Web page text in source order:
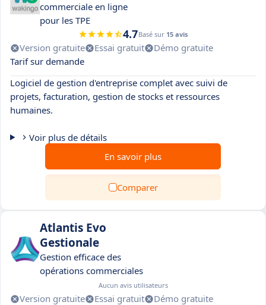
commerciale en ligne
pour les TPE
4.7Basé sur 15 avis
Version gratuite Essai gratuit
Démo gratuite
Tarif sur demande
Logiciel de gestion d'entreprise complet avec suivi de
projets, facturation, gestion de stocks et ressources
humaines.
Voir plus de détails
En savoir plus
Comparer
Atlantis Evo
Gestionale
Gestion efficace des
opérations commerciales
Aucun avis utilisateurs
Version gratuite Essai gratuit
Démo gratuite